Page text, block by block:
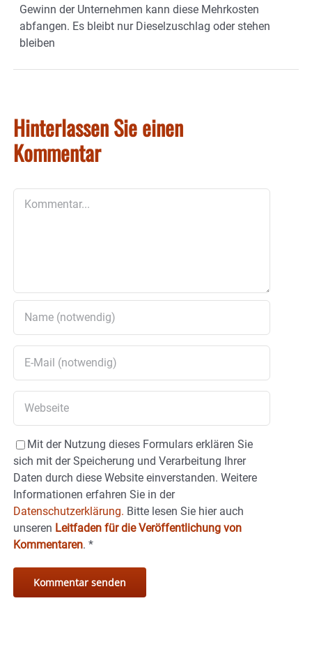
Gewinn der Unternehmen kann diese Mehrkosten
abfangen. Es bleibt nur Dieselzuschlag oder stehen
bleiben
Hinterlassen Sie einen
Kommentar
Mit der Nutzung dieses Formulars erklären Sie
sich mit der Speicherung und Verarbeitung Ihrer
Daten durch diese Website einverstanden. Weitere
Informationen erfahren Sie in der
Datenschutzerklärung. Bitte lesen Sie hier auch
unseren Leitfaden für die Veröffentlichung von
Kommentaren. *